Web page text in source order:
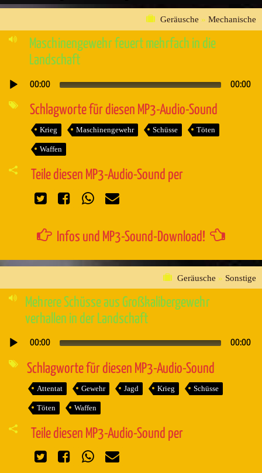
Geräusche » Mechanische
Maschinengewehr feuert mehrfach in die
Landschaft
Audio-
00:00 00:00
Schlagworte für diesen MP3-Audio-Sound
Krieg Maschinengewehr Schüsse Töten
Waffen
Teile diesen MP3-Audio-Sound per
Infos und MP3-Sound-Download!
Geräusche » Sonstige
Mehrere Schüsse aus Großkalibergewehr
verhallen in der Landschaft
Audio-
00:00 00:00
Schlagworte für diesen MP3-Audio-Sound
Attentat Gewehr Jagd Krieg Schüsse
Töten Waffen
Teile diesen MP3-Audio-Sound per